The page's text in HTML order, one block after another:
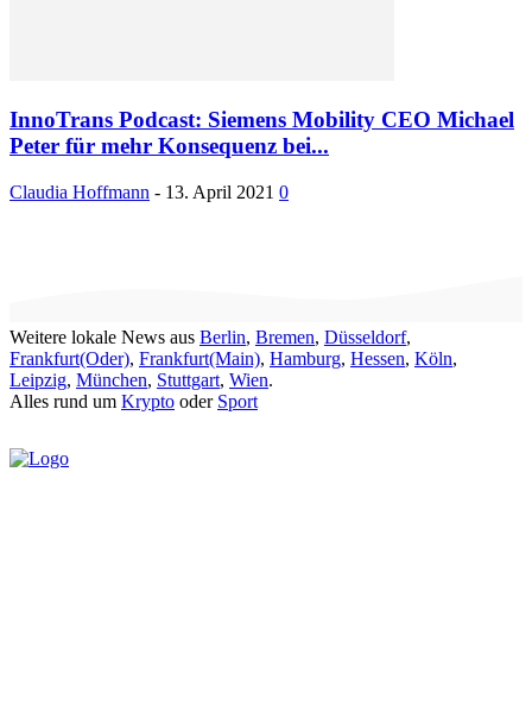
InnoTrans Podcast: Siemens Mobility CEO Michael
Peter für mehr Konsequenz bei...
Claudia Hoffmann - 13. April 2021 0
Weitere lokale News aus Berlin, Bremen, Düsseldorf,
Frankfurt(Oder), Frankfurt(Main), Hamburg, Hessen, Köln,
Leipzig, München, Stuttgart, Wien.
Alles rund um Krypto oder Sport